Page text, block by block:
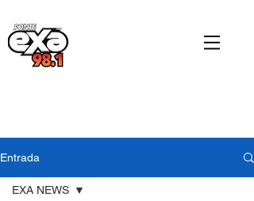
Entrada
EXA NEWS